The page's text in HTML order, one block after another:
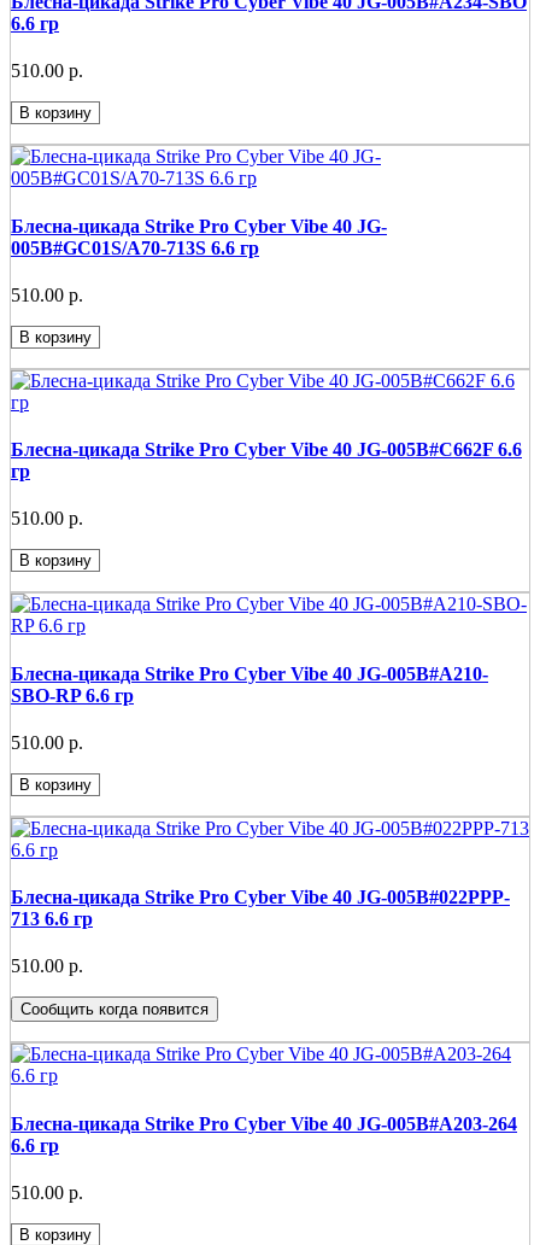
6.6 гр
510.00 р.
В корзину
Блесна-цикада Strike Pro Cyber Vibe 40 JG-
005B#GC01S/A70-713S 6.6 гр
510.00 р.
В корзину
Блесна-цикада Strike Pro Cyber Vibe 40 JG-005B#C662F 6.6
гр
510.00 р.
В корзину
Блесна-цикада Strike Pro Cyber Vibe 40 JG-005B#A210-
SBO-RP 6.6 гр
510.00 р.
В корзину
Блесна-цикада Strike Pro Cyber Vibe 40 JG-005B#022PPP-
713 6.6 гр
510.00 р.
Сообщить когда появится
Блесна-цикада Strike Pro Cyber Vibe 40 JG-005B#A203-264
6.6 гр
510.00 р.
В корзину